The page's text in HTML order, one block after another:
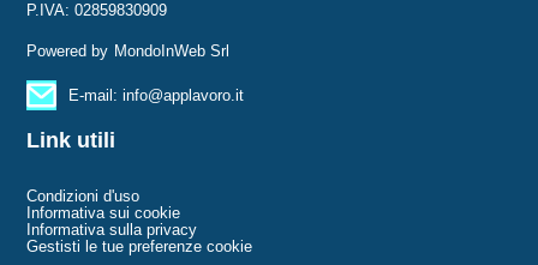
P.IVA: 02859830909
Powered by MondoInWeb Srl
E-mail: info@applavoro.it
Link utili
Condizioni d'uso
Informativa sui cookie
Informativa sulla privacy
Gestisti le tue preferenze cookie